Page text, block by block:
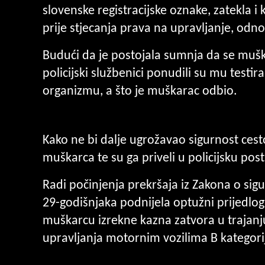
slovenske registracijske oznake, zatekla
prije stjecanja prava na upravljanje,
Budući da je postojala sumnja da se
policijski službenici ponudili su mu
organizmu, a što je muškarac odbio.
Kako ne bi dalje ugrožavao sigurnost
muškarca te su ga priveli u policijsku
Radi počinjenja prekršaja iz Zakona o
29-godišnjaka podnijela optužni
muškarcu izrekne kazna zatvora u
upravljanja motornim vozilima B